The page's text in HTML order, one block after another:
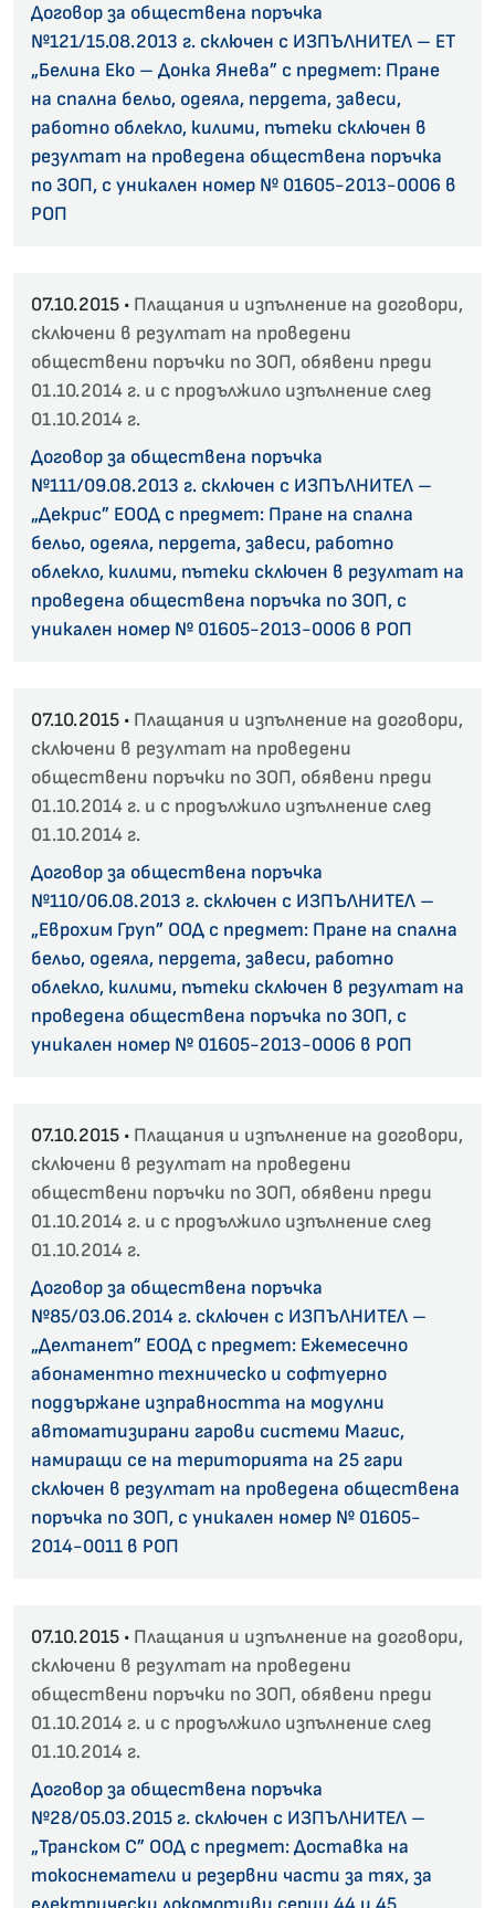
Договор за обществена поръчка
№121/15.08.2013 г. сключен с ИЗПЪЛНИТЕЛ – ЕТ
„Белина Еко – Донка Янева” с предмет: Пране
на спална бельо, одеяла, пердета, завеси,
работно облекло, килими, пътеки сключен в
резултат на проведена обществена поръчка
по ЗОП, с уникален номер № 01605-2013-0006 в
РОП
07.10.2015 • Плащания и изпълнение на договори,
сключени в резултат на проведени
обществени поръчки по ЗОП, обявени преди
01.10.2014 г. и с продължило изпълнение след
01.10.2014 г.
Договор за обществена поръчка
№111/09.08.2013 г. сключен с ИЗПЪЛНИТЕЛ –
„Декрис” ЕООД с предмет: Пране на спална
бельо, одеяла, пердета, завеси, работно
облекло, килими, пътеки сключен в резултат на
проведена обществена поръчка по ЗОП, с
уникален номер № 01605-2013-0006 в РОП
07.10.2015 • Плащания и изпълнение на договори,
сключени в резултат на проведени
обществени поръчки по ЗОП, обявени преди
01.10.2014 г. и с продължило изпълнение след
01.10.2014 г.
Договор за обществена поръчка
№110/06.08.2013 г. сключен с ИЗПЪЛНИТЕЛ –
„Еврохим Груп” ООД с предмет: Пране на спална
бельо, одеяла, пердета, завеси, работно
облекло, килими, пътеки сключен в резултат на
проведена обществена поръчка по ЗОП, с
уникален номер № 01605-2013-0006 в РОП
07.10.2015 • Плащания и изпълнение на договори,
сключени в резултат на проведени
обществени поръчки по ЗОП, обявени преди
01.10.2014 г. и с продължило изпълнение след
01.10.2014 г.
Договор за обществена поръчка
№85/03.06.2014 г. сключен с ИЗПЪЛНИТЕЛ –
„Делтанет” ЕООД с предмет: Ежемесечно
абонаментно техническо и софтуерно
поддържане изправността на модулни
автоматизирани гарови системи Магис,
намиращи се на територията на 25 гари
сключен в резултат на проведена обществена
поръчка по ЗОП, с уникален номер № 01605-
2014-0011 в РОП
07.10.2015 • Плащания и изпълнение на договори,
сключени в резултат на проведени
обществени поръчки по ЗОП, обявени преди
01.10.2014 г. и с продължило изпълнение след
01.10.2014 г.
Договор за обществена поръчка
№28/05.03.2015 г. сключен с ИЗПЪЛНИТЕЛ –
„Транском С” ООД с предмет: Доставка на
токоснематели и резервни части за тях, за